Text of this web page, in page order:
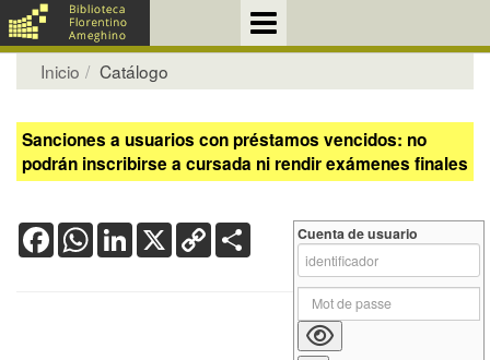
Inicio Catálogo
Sanciones a usuarios con préstamos vencidos: no
podrán inscribirse a cursada ni rendir exámenes finales
FacebookWhatsApp
LinkedIn
X Copy
Link
Cuenta de usuario